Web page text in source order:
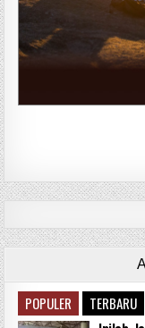
POPULER TERBARU